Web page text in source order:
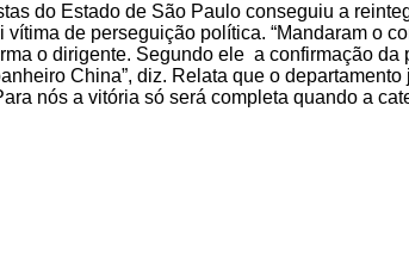
do Estado de São Paulo conseguiu a
de perseguição política. “Mandaram o
o dirigente. Segundo ele a confirmação
China”, diz. Relata que o
nós a vitória só será completa quando a